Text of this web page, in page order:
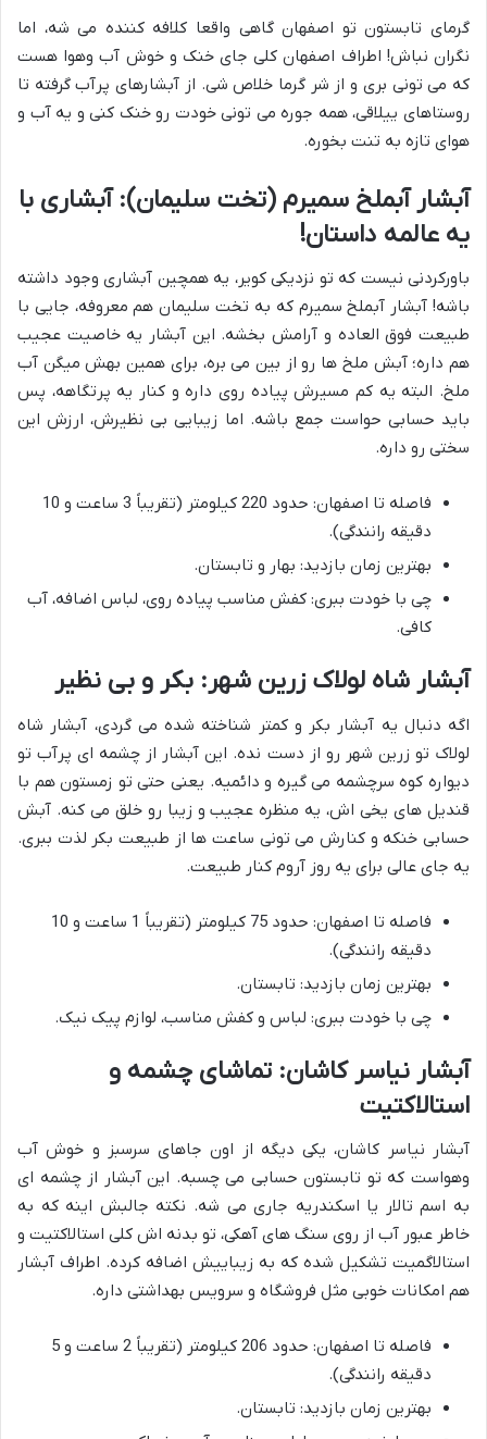
گرمای تابستون تو اصفهان گاهی واقعا کلافه کننده می شه، اما
نگران نباش! اطراف اصفهان کلی جای خنک و خوش آب وهوا هست
که می تونی بری و از شر گرما خلاص شی. از آبشارهای پرآب گرفته تا
روستاهای ییلاقی، همه جوره می تونی خودت رو خنک کنی و یه آب و
هوای تازه به تنت بخوره.
آبشار آبملخ سمیرم (تخت سلیمان): آبشاری با
یه عالمه داستان!
باورکردنی نیست که تو نزدیکی کویر، یه همچین آبشاری وجود داشته
باشه! آبشار آبملخ سمیرم که به تخت سلیمان هم معروفه، جایی با
طبیعت فوق العاده و آرامش بخشه. این آبشار یه خاصیت عجیب
هم داره؛ آبش ملخ ها رو از بین می بره، برای همین بهش میگن آب
ملخ. البته یه کم مسیرش پیاده روی داره و کنار یه پرتگاهه، پس
باید حسابی حواست جمع باشه. اما زیبایی بی نظیرش، ارزش این
سختی رو داره.
فاصله تا اصفهان: حدود 220 کیلومتر (تقریباً 3 ساعت و 10
دقیقه رانندگی).
بهترین زمان بازدید: بهار و تابستان.
چی با خودت ببری: کفش مناسب پیاده روی، لباس اضافه، آب
کافی.
آبشار شاه لولاک زرین شهر: بکر و بی نظیر
اگه دنبال یه آبشار بکر و کمتر شناخته شده می گردی، آبشار شاه
لولاک تو زرین شهر رو از دست نده. این آبشار از چشمه ای پرآب تو
دیواره کوه سرچشمه می گیره و دائمیه. یعنی حتی تو زمستون هم با
قندیل های یخی اش، یه منظره عجیب و زیبا رو خلق می کنه. آبش
حسابی خنکه و کنارش می تونی ساعت ها از طبیعت بکر لذت ببری.
یه جای عالی برای یه روز آروم کنار طبیعت.
فاصله تا اصفهان: حدود 75 کیلومتر (تقریباً 1 ساعت و 10
دقیقه رانندگی).
بهترین زمان بازدید: تابستان.
چی با خودت ببری: لباس و کفش مناسب، لوازم پیک نیک.
آبشار نیاسر کاشان: تماشای چشمه و
استالاکتیت
آبشار نیاسر کاشان، یکی دیگه از اون جاهای سرسبز و خوش آب
وهواست که تو تابستون حسابی می چسبه. این آبشار از چشمه ای
به اسم تالار یا اسکندریه جاری می شه. نکته جالبش اینه که به
خاطر عبور آب از روی سنگ های آهکی، تو بدنه اش کلی استالاکتیت و
استالاگمیت تشکیل شده که به زیباییش اضافه کرده. اطراف آبشار
هم امکانات خوبی مثل فروشگاه و سرویس بهداشتی داره.
فاصله تا اصفهان: حدود 206 کیلومتر (تقریباً 2 ساعت و 5
دقیقه رانندگی).
بهترین زمان بازدید: تابستان.